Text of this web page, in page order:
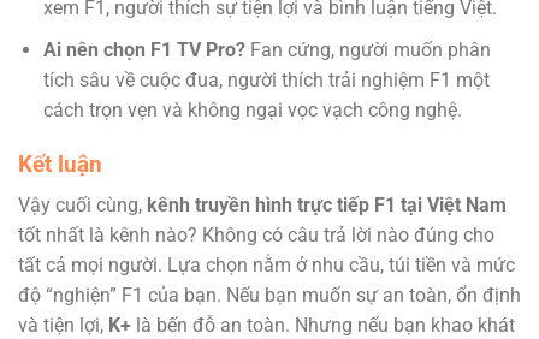
xem F1, người thích sự tiện lợi và bình luận tiếng Việt.
Ai nên chọn F1 TV Pro?Fan cứng, người muốn phân
tích sâu về cuộc đua, người thích trải nghiệm F1 một
cách trọn vẹn và không ngại vọc vạch công nghệ.
Kết luận
Vậy cuối cùng, kênh truyền hình trực tiếp F1 tại Việt Nam
tốt nhất là kênh nào? Không có câu trả lời nào đúng cho
tất cả mọi người. Lựa chọn nằm ở nhu cầu, túi tiền và mức
độ “nghiện” F1 của bạn. Nếu bạn muốn sự an toàn, ổn định
và tiện lợi, K+ là bến đỗ an toàn. Nhưng nếu bạn khao khát